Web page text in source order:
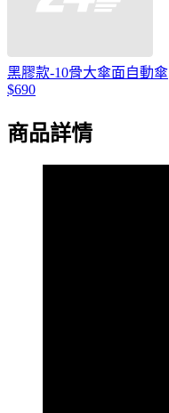
黑膠款-10骨大傘面自動傘
$690
商品詳情